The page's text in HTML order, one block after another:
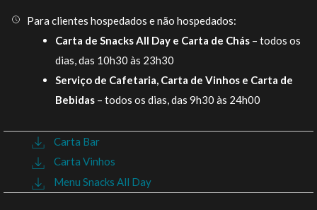
para um momento de pausa ou partilha. Durante todo o dia, poderá
também contar com um completo serviço de cafetaria, uma cuidada
carta de vinhos e uma seleção de bebidas, sempre disponíveis das
9h30 às 24h00.
Os clientes do Restaurante, Bar & Terrace Miragem podem
automóvel elétrico, na garagem do Hotel Cascais Miragem,
sempre mediante disponibilidade.
Para clientes hospedados e não hospedados:
Carta de Snacks All Day e Carta de Chás– todos os
dias, das 10h30 às 23h30
Serviço de Cafetaria, Carta de Vinhos e Carta de
Bebidas– todos os dias, das 9h30 às 24h00
Carta Bar
Carta Vinhos
Menu Snacks All Day